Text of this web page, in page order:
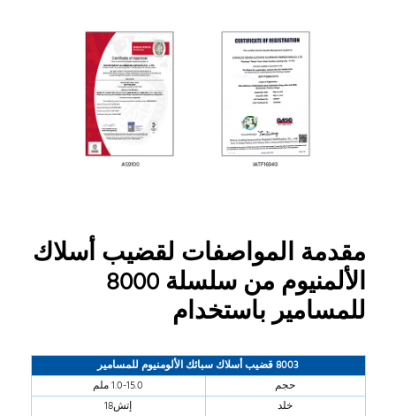
مقدمة المواصفات لقضيب أسلاك
الألمنيوم من سلسلة 8000
للمسامير باستخدام
8003 قضيب أسلاك سبائك الألومنيوم للمسامير
حجم
1.0-15.0 ملم
خلد
إتش18